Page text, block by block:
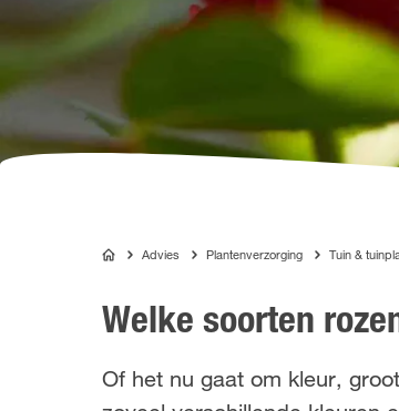
COMPOAdvies Plantenverzorging Tuin &
Welke soorten
Of het nu gaat om kleur,